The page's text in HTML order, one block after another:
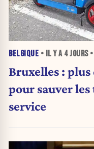
BELGIQUE • IL Y A 4 JOURS•
Bruxelles :
pour sauver
service